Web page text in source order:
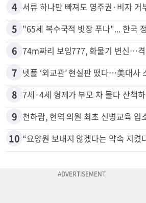
4
5
6
7
8 7세·4세 형제가 부모 차 몰다 산책
9
10